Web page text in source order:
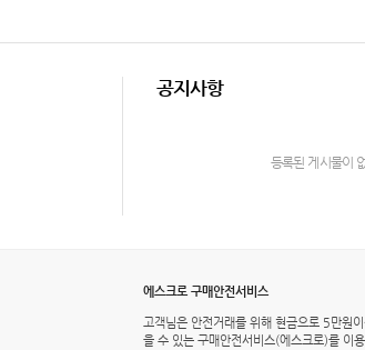
공지사항
등록된 게시물이
에스크로 구매안전서비스
고객님은 안전거래를 위해 현금으로 5만원
을 수 있는 구매안전서비스(에스크로)를 이